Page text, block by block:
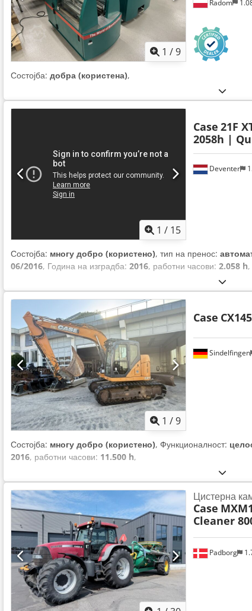
1 /9
Radom
Состојба: добра (користена),
1 / 15
Deventer
Case 21F
2058h |
Состојба: многу добро (користено), тип на пренос:
06/2016, Година на изградба: 2016, работни часови: 2.058 h
1 /9
Sindelfingen
Case
Состојба: многу добро (користено), Функционалност:
2016, работни часови: 11.500 h,
Padborg
Цистерна
Case
Cleaner